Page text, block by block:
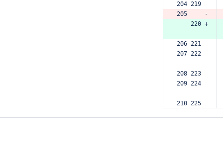
204 219
205     -
    220 +
206 221
207 222
208 223
209 224
210 225